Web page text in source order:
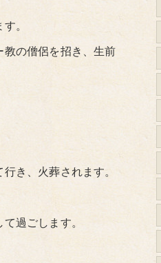
。
の僧侶を招き、生前
き、火葬されます。
過ごします。